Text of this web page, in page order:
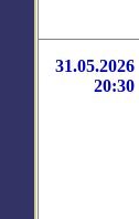
31.05.2026
20:30